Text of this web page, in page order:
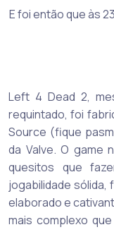
E foi então que às
Left 4 Dead 2,
requintado, foi
Source (fique
da Valve. O game
quesitos que
jogabilidade
elaborado e
mais complexo